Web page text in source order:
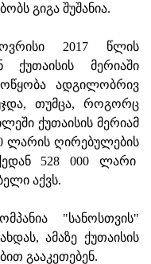
გიგა შუშანია.
2017 წლის
ქუთაისის მერიაში
ადგილობრივ
თუმცა, როგორც
ქუთაისის მერიამ
ლარის ღირებულების
528 000 ლარი
აქვს.
"სანოსთვის"
ამაზე ქუთაისის
გააკეთებენ.